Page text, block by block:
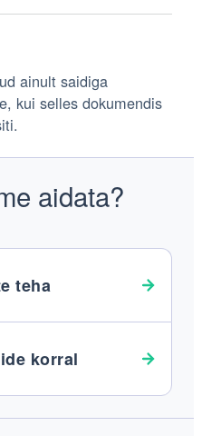
ainult saidiga
kui selles dokumendis
aidata?
teha
korral